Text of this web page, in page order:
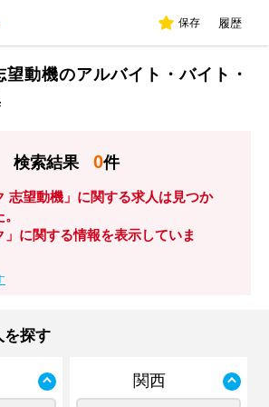
保存 履歴
動機のアルバイト・バイト・
検索結果 0件
志望動機」に関する求人は見つか
」に関する情報を表示していま
を探す
関西